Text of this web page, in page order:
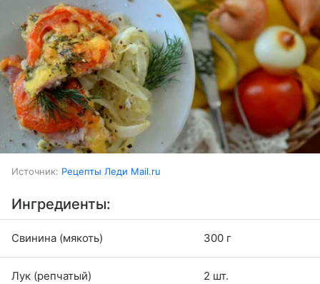
Источник: Рецепты Леди Mail.ru
Ингредиенты:
Свинина (мякоть) 300 г
Лук (репчатый) 2 шт.